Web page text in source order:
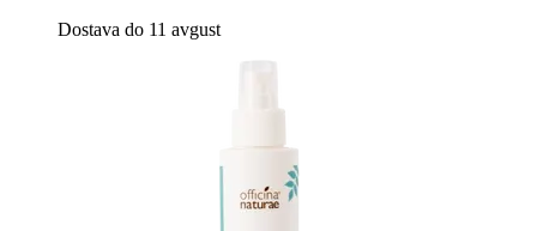
Dostava do 11 avgust